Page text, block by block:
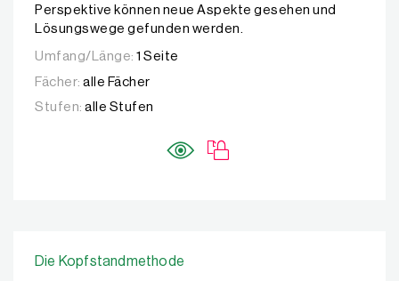
Perspektive können neue Aspekte gesehen und
Lösungswege gefunden werden.
Umfang/Länge: 1 Seite
Fächer: alle Fächer
Stufen: alle Stufen
Die Kopfstandmethode